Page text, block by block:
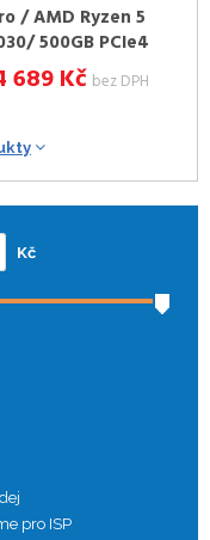
/ AMD Ryzen 5
500GB PCIe4
689Kč bez DPH
Kč
pro ISP